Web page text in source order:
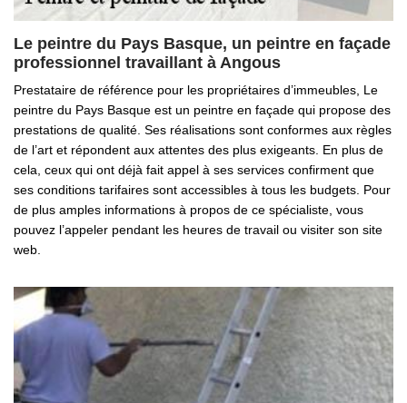
Le peintre du Pays Basque, un peintre en façade
professionnel travaillant à Angous
Prestataire de référence pour les propriétaires d’immeubles, Le
peintre du Pays Basque est un peintre en façade qui propose des
prestations de qualité. Ses réalisations sont conformes aux règles
de l’art et répondent aux attentes des plus exigeants. En plus de
cela, ceux qui ont déjà fait appel à ses services confirment que
ses conditions tarifaires sont accessibles à tous les budgets. Pour
de plus amples informations à propos de ce spécialiste, vous
pouvez l’appeler pendant les heures de travail ou visiter son site
web.